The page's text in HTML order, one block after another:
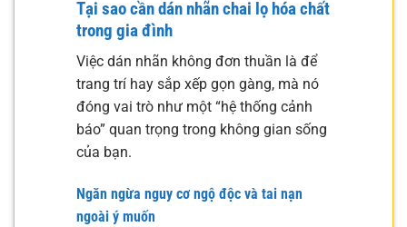
Tại sao cần dán nhãn chai lọ hóa chất
trong gia đình
Việc dán nhãn không đơn thuần là để
trang trí hay sắp xếp gọn gàng, mà nó
đóng vai trò như một “hệ thống cảnh
báo” quan trọng trong không gian sống
của bạn.
Ngăn ngừa nguy cơ ngộ độc và tai nạn
ngoài ý muốn